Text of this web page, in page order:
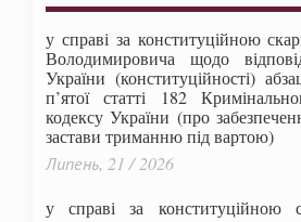
у справі за конституційною
Володимировича щодо
України (конституційності)
п’ятої статті 182
кодексу України (про
застави триманню під вартою)
Липень, 21 / 2026
у справі за конституційною